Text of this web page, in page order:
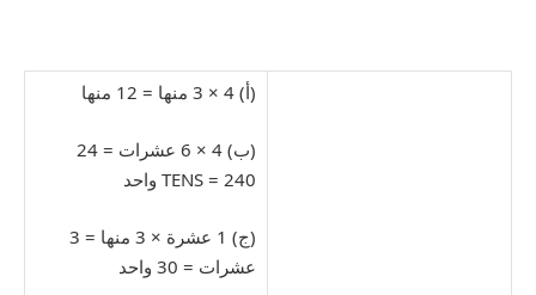
(أ) 4 × 3 منها = 12 منها
(ب) 4 × 6 عشرات = 24
TENS = 240 واحد
(ج) 1 عشرة × 3 منها = 3
عشرات = 30 واحد